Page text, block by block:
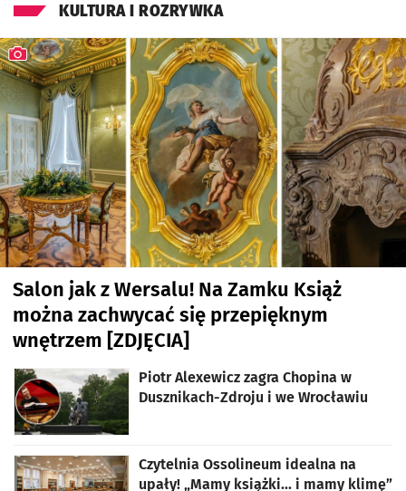
KULTURA I ROZRYWKA
Salon jak z Wersalu! Na Zamku Książ
można zachwycać się przepięknym
wnętrzem [ZDJĘCIA]
Piotr Alexewicz zagra Chopina w
Dusznikach-Zdroju i we Wrocławiu
Czytelnia Ossolineum idealna na
upały! „Mamy książki... i mamy klimę”